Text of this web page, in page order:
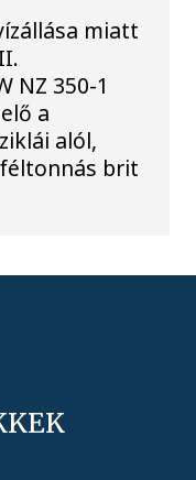
miatt
NZ 350-1
a
alól,
brit